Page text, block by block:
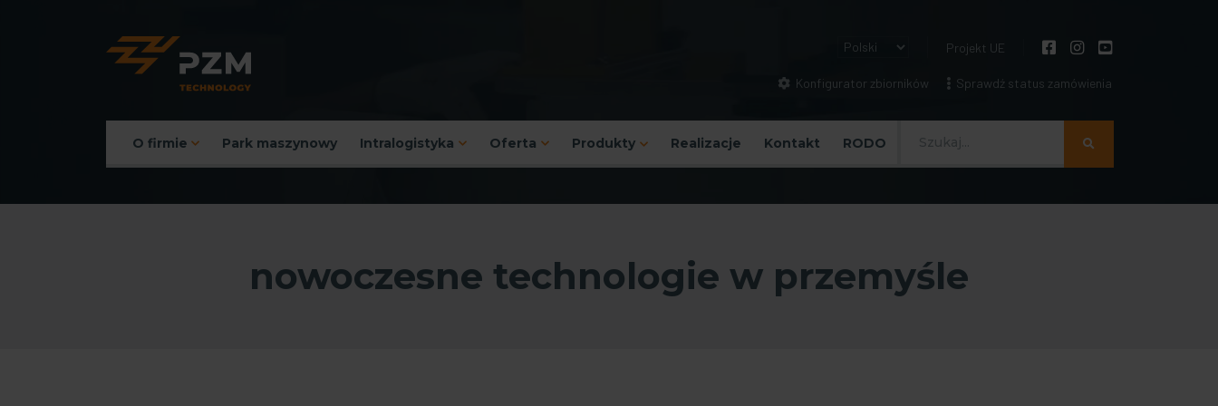
Projekt UE
Konfigurator zbiorników Sprawdź status zamówienia
Menu główne
O firmie Park maszynowy Intralogistyka Oferta Produkty Realizacje Kontakt RODOSzukaj
nowoczesne technologie w przemyśle